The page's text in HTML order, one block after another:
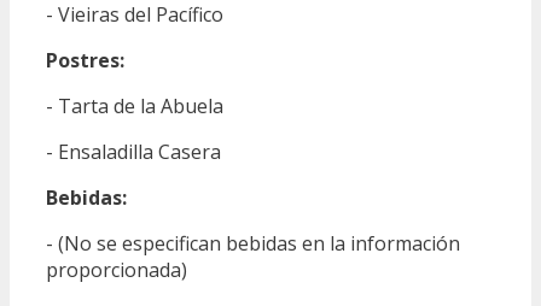
- Vieiras del Pacífico
Postres:
- Tarta de la Abuela
- Ensaladilla Casera
Bebidas:
- (No se especifican bebidas en la información
proporcionada)